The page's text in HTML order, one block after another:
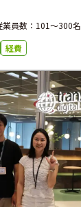
業員数：101〜300名
経費